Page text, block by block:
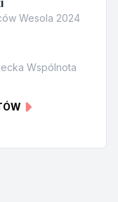
Wesola 2024
Wspólnota